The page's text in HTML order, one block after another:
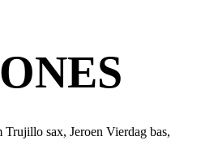
sax, Jeroen Vierdag bas,